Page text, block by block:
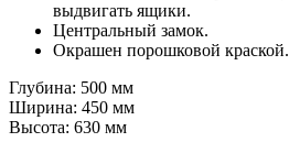
выдвигать ящики.
Центральный замок.
Окрашен порошковой краской.
Глубина: 500 мм
Ширина: 450 мм
Высота: 630 мм